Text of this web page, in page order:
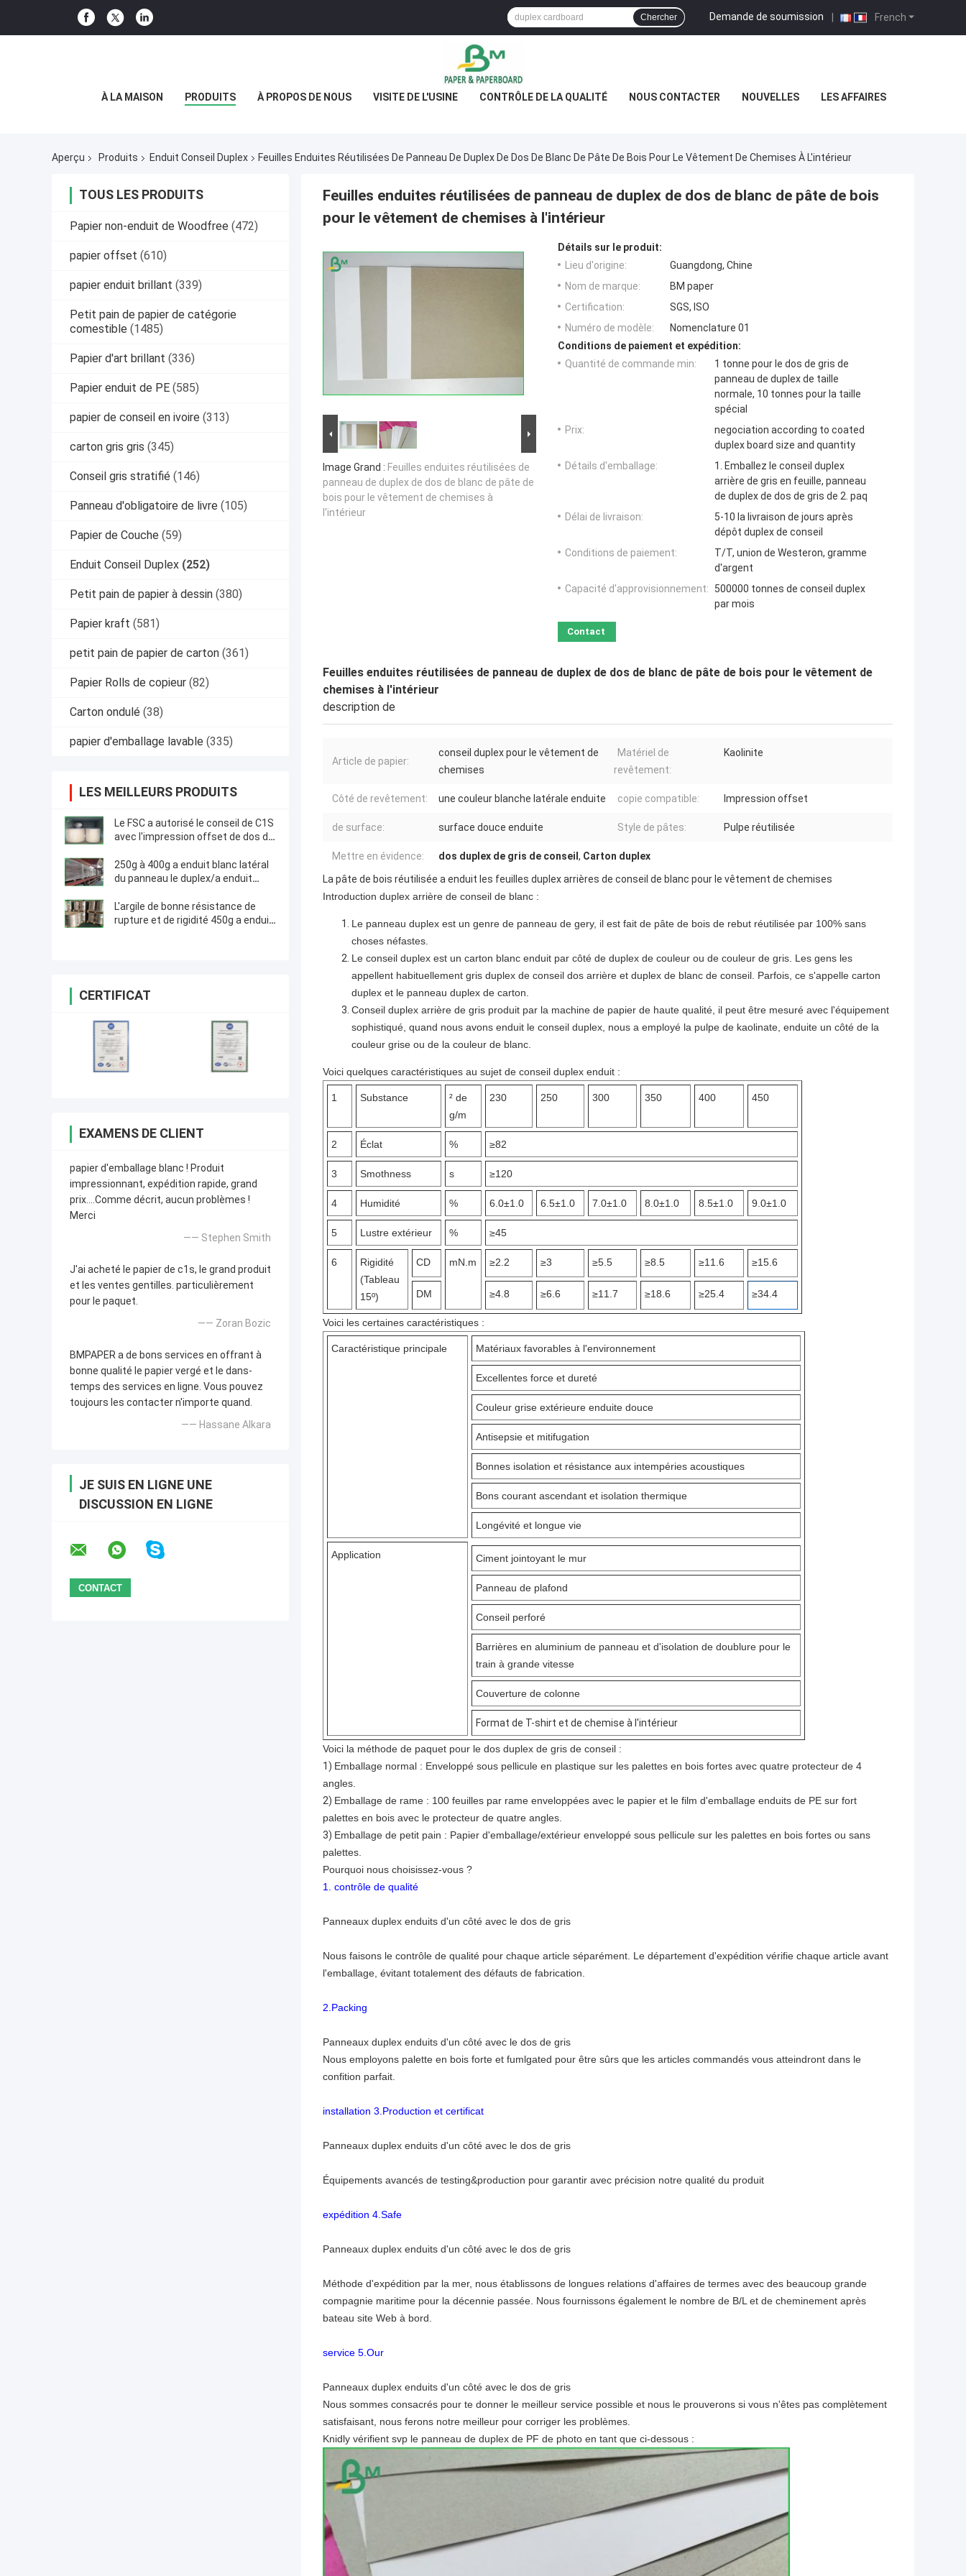
French
Demande de soumission |
Chercher
À LA MAISON PRODUITS À PROPOS DE NOUS VISITE DE L'USINE CONTRÔLE DE LA QUALITÉ NOUS CONTACTER NOUVELLES LES AFFAIRES
Aperçu Produits Enduit Conseil Duplex Feuilles Enduites Réutilisées De Panneau De Duplex De Dos De Blanc De Pâte De Bois Pour Le Vêtement De Chemises À L'intérieur
TOUS LES PRODUITS
Papier non-enduit de Woodfree (472)
papier offset (610)
papier enduit brillant (339)
Petit pain de papier de catégorie
comestible (1485)
Papier d'art brillant (336)
Papier enduit de PE (585)
papier de conseil en ivoire (313)
carton gris gris (345)
Conseil gris stratifié (146)
Panneau d'obligatoire de livre (105)
Papier de Couche (59)
Enduit Conseil Duplex (252)
Petit pain de papier à dessin (380)
Papier kraft (581)
petit pain de papier de carton (361)
Papier Rolls de copieur (82)
Carton ondulé (38)
papier d'emballage lavable (335)
LES MEILLEURS PRODUITS
Le FSC a autorisé le conseil de C1S
avec l'impression offset de dos de
1160mm
250g à 400g a enduit blanc latéral
du panneau le duplex/a enduit
messager
L'argile de bonne résistance de
rupture et de rigidité 450g a enduit
CERTIFICAT
EXAMENS DE CLIENT
papier d'emballage blanc ! Produit
impressionnant, expédition rapide, grand
prix….Comme décrit, aucun problèmes !
Merci
—— Stephen Smith
J'ai acheté le papier de c1s, le grand produit
et les ventes gentilles. particulièrement
pour le paquet.
—— Zoran Bozic
BMPAPER a de bons services en offrant à
bonne qualité le papier vergé et le dans-
temps des services en ligne. Vous pouvez
toujours les contacter n'importe quand.
—— Hassane Alkara
JE SUIS EN LIGNE UNE
DISCUSSION EN LIGNE
Feuilles enduites réutilisées de panneau de duplex de dos de blanc de pâte de bois
pour le vêtement de chemises à l'intérieur
Image Grand : Feuilles enduites réutilisées de
panneau de duplex de dos de blanc de pâte de
bois pour le vêtement de chemises à
l'intérieur
Détails sur le produit:
Lieu d'origine:
Guangdong, Chine
Nom de marque:
BM paper
Certification:
SGS, ISO
Numéro de modèle:
Nomenclature 01
Conditions de paiement et expédition:
Quantité de commande min:
1 tonne pour le dos de gris de
panneau de duplex de taille
normale, 10 tonnes pour la taille
spécial
Prix:
negociation according to coated
duplex board size and quantity
Détails d'emballage:
1. Emballez le conseil duplex
arrière de gris en feuille, panneau
de duplex de dos de gris de 2. paq
Délai de livraison:
5-10 la livraison de jours après
dépôt duplex de conseil
Conditions de paiement:
T/T, union de Westeron, gramme
d'argent
Capacité d'approvisionnement:
500000 tonnes de conseil duplex
par mois
Contact
Feuilles enduites réutilisées de panneau de duplex de dos de blanc de pâte de bois pour le vêtement de
chemises à l'intérieur
description de
Article de papier:
conseil duplex pour le vêtement de
chemises
Matériel de
revêtement:
Kaolinite
Côté de revêtement: une couleur blanche latérale enduite copie compatible: Impression offset
de surface: surface douce enduite Style de pâtes: Pulpe réutilisée
Mettre en évidence: dos duplex de gris de conseil , Carton duplex
La pâte de bois réutilisée a enduit les feuilles duplex arrières de conseil de blanc pour le vêtement de chemises
Introduction duplex arrière de conseil de blanc :
Le panneau duplex est un genre de panneau de gery, il est fait de pâte de bois de rebut réutilisée par 100% sans
choses néfastes.
Le conseil duplex est un carton blanc enduit par côté de duplex de couleur ou de couleur de gris. Les gens les
appellent habituellement gris duplex de conseil dos arrière et duplex de blanc de conseil. Parfois, ce s'appelle carton
duplex et le panneau duplex de carton.
Conseil duplex arrière de gris produit par la machine de papier de haute qualité, il peut être mesuré avec l'équipement
sophistiqué, quand nous avons enduit le conseil duplex, nous a employé la pulpe de kaolinate, enduite un côté de la
couleur grise ou de la couleur de blanc.
Voici quelques caractéristiques au sujet de conseil duplex enduit :
1 Substance
² de
g/m
230 250 300 350 400 450
2 Éclat % ≥82
3 Smothness s ≥120
4 Humidité % 6.0±1.0 6.5±1.0 7.0±1.0 8.0±1.0 8.5±1.0 9.0±1.0
5 Lustre extérieur % ≥45
6
Rigidité
(Tableau
15º)
CD mN.m ≥2.2 ≥3 ≥5.5 ≥8.5 ≥11.6 ≥15.6
DM ≥4.8 ≥6.6 ≥11.7 ≥18.6 ≥25.4 ≥34.4
Voici les certaines caractéristiques :
Caractéristique principale Matériaux favorables à l'environnement
Excellentes force et dureté
Couleur grise extérieure enduite douce
Antisepsie et mitifugation
Bonnes isolation et résistance aux intempéries acoustiques
Bons courant ascendant et isolation thermique
Longévité et longue vie
Application Ciment jointoyant le mur
Panneau de plafond
Conseil perforé
Barrières en aluminium de panneau et d'isolation de doublure pour le
train à grande vitesse
Couverture de colonne
Format de T-shirt et de chemise à l'intérieur
Voici la méthode de paquet pour le dos duplex de gris de conseil :
1) Emballage normal : Enveloppé sous pellicule en plastique sur les palettes en bois fortes avec quatre protecteur de 4
angles.
2) Emballage de rame : 100 feuilles par rame enveloppées avec le papier et le film d'emballage enduits de PE sur fort
palettes en bois avec le protecteur de quatre angles.
3) Emballage de petit pain : Papier d'emballage/extérieur enveloppé sous pellicule sur les palettes en bois fortes ou sans
palettes.
Pourquoi nous choisissez-vous ?
1. contrôle de qualité
Panneaux duplex enduits d'un côté avec le dos de gris
Nous faisons le contrôle de qualité pour chaque article séparément. Le département d'expédition vérifie chaque article avant
l'emballage, évitant totalement des défauts de fabrication.
2.Packing
Panneaux duplex enduits d'un côté avec le dos de gris
Nous employons palette en bois forte et fumlgated pour être sûrs que les articles commandés vous atteindront dans le
confition parfait.
installation 3.Production et certificat
Panneaux duplex enduits d'un côté avec le dos de gris
Équipements avancés de testing&production pour garantir avec précision notre qualité du produit
expédition 4.Safe
Panneaux duplex enduits d'un côté avec le dos de gris
Méthode d'expédition par la mer, nous établissons de longues relations d'affaires de termes avec des beaucoup grande
compagnie maritime pour la décennie passée. Nous fournissons également le nombre de B/L et de cheminement après
bateau site Web à bord.
service 5.Our
Panneaux duplex enduits d'un côté avec le dos de gris
Nous sommes consacrés pour te donner le meilleur service possible et nous le prouverons si vous n'êtes pas complètement
satisfaisant, nous ferons notre meilleur pour corriger les problèmes.
Knidly vérifient svp le panneau de duplex de PF de photo en tant que ci-dessous :